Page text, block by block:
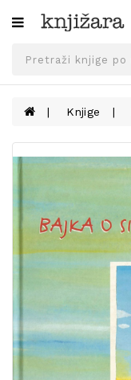
Kategorije
SVEUČILIŠNA
UDŽBENICI
KNJIGE
OPREMA
UDŽBENIKE!
KONTAKT
POSEBNA
Knjige